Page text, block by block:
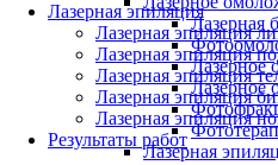
Лазерная эпиляция
Лазерная эпиляция
Лазерная эпиляция
Лазерная эпиляция
Лазерная эпиляция
Лазерная эпиляция
Результаты работ
Лазерная
Лазерное
Лазерное
Лазерная